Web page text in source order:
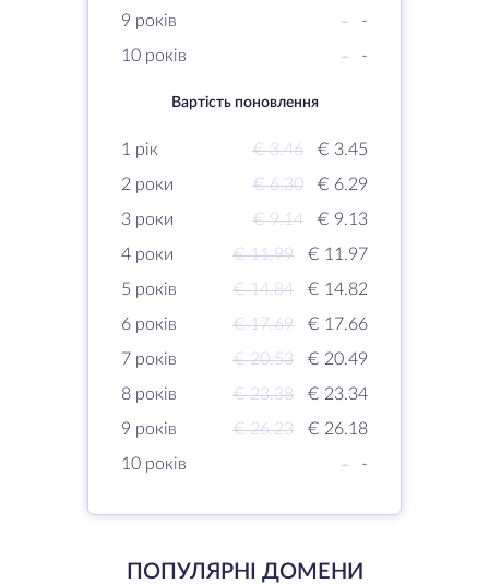
9 років
-
-
10 років
- -
Вартість поновлення
1 рік € 3.46
€ 3.45
2 роки
€ 6.30
€ 6.29
3 роки
€ 9.14
€ 9.13
4 роки
€ 11.99
€ 11.97
5 років
€ 14.84
€ 14.82
6 років
€ 17.69
€ 17.66
7 років
€ 20.53
€ 20.49
8 років
€ 23.38
€ 23.34
9 років
€ 26.23
€ 26.18
10 років
- -
ПОПУЛЯРНІ ДОМЕНИ